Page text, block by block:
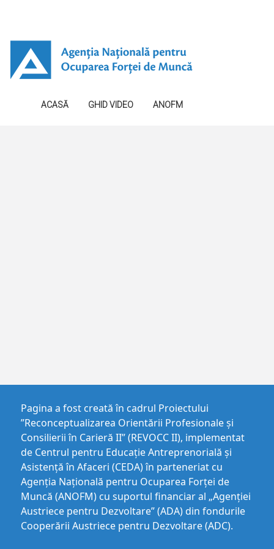
ACASĂ GHID VIDEO ANOFM
Pagina a fost creată în cadrul Proiectului
”Reconceptualizarea Orientării Profesionale și
Consilierii în Carieră II” (REVOCC II), implementat
de Centrul pentru Educaţie Antreprenorială şi
Asistenţă în Afaceri (CEDA) în parteneriat cu
Agenția Națională pentru Ocuparea Forței de
Muncă (ANOFM) cu suportul financiar al „Agenției
Austriece pentru Dezvoltare” (ADA) din fondurile
Cooperării Austriece pentru Dezvoltare (ADC).